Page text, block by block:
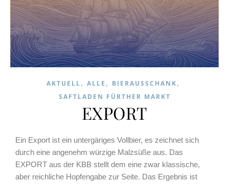
AKTUELL, ALLE , BIERAUSSCHANK,
SAFTLADEN FÜRTHER MARKT
EXPORT
Ein Export ist ein untergäriges Vollbier, es zeichnet sich
durch eine angenehm würzige Malzsüße aus. Das
EXPORT aus der KBB stellt dem eine zwar klassische,
aber reichliche Hopfengabe zur Seite. Das Ergebnis ist